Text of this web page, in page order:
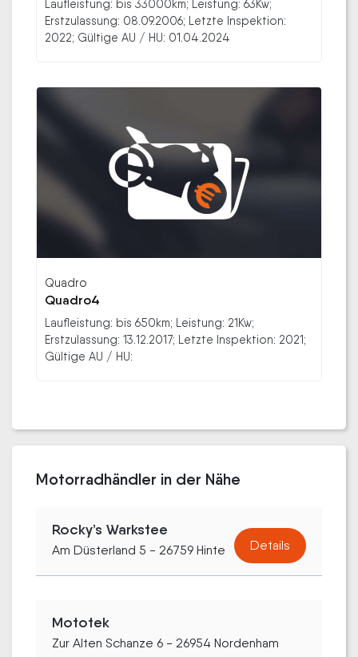
Laufleistung: bis 33000km; Leistung: 63Kw;
Erstzulassung: 08.09.2006; Letzte Inspektion:
2022; Gültige AU / HU: 01.04.2024
Quadro
Quadro4
Laufleistung: bis 650km; Leistung: 21Kw;
Erstzulassung: 13.12.2017; Letzte Inspektion: 2021;
Gültige AU / HU:
Motorradhändler in der Nähe
Rocky’s Warkstee
Am Düsterland 5 - 26759 Hinte Details
Mototek
Zur Alten Schanze 6 - 26954 Nordenham